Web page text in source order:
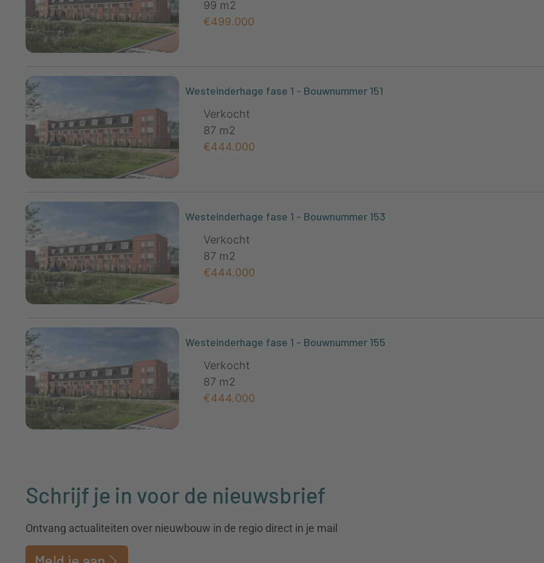
99 m2
€499.000
Westeinderhage fase 1 - Bouwnummer 151
Verkocht
87 m2
€444.000
Westeinderhage fase 1 - Bouwnummer 153
Verkocht
87 m2
€444.000
Westeinderhage fase 1 - Bouwnummer 155
Verkocht
87 m2
€444.000
Schrijf je in voor de nieuwsbrief
Ontvang actualiteiten over nieuwbouw in de regio direct in je mail